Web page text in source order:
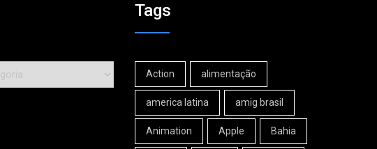
Tags
Action alimentação
america latina amig brasil
Animation Apple Bahia